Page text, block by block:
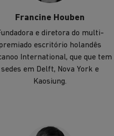
Francine Houben
e diretora do multi-
escritório holandês
International, que que tem
sedes em Delft, Nova York e
Kaosiung.